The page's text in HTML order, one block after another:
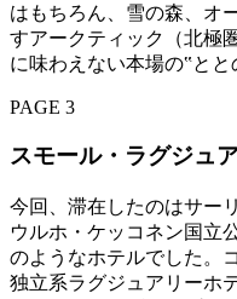
はもちろん、雪の森、オ
すアークティック（北
に味わえない本場の‟とと
PAGE 3
スモール・ラグジュ
今回、滞在したのはサー
ウルホ・ケッコネン国立
のようなホテルでした。
独立系ラグジュアリーホ